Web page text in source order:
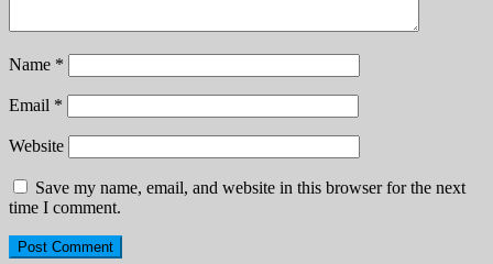
Name *
Email *
Website
Save my name, email, and website in this browser for the next
time I comment.